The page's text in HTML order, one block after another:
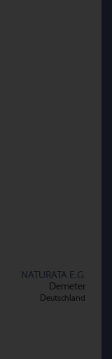
NATURATA E.G.
Demeter
Deutschland